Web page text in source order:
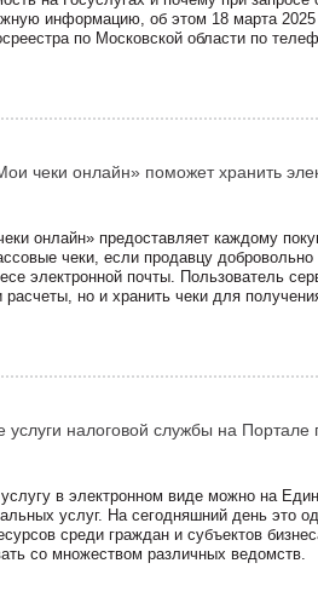
информацию, об этом 18 марта 2025
по Московской области по
чеки онлайн» поможет хранить
онлайн» предоставляет каждому
чеки, если продавцу
электронной почты. Пользователь
расчеты, но и хранить чеки для
услуги налоговой службы на Портале
в электронном виде можно на
услуг. На сегодняшний день это
среди граждан и субъектов
со множеством различных ведомств.